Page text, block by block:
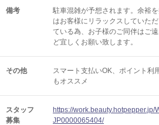
備考
駐車混雑が予想されます。余裕
はお客様にリラックスしていた
ている為、お子様のご同伴はご
ど宜しくお願い致します。
その他 スマート支払いOK ポイント利
もオススメ
スタッフ
募集
https://
JP0000065404/